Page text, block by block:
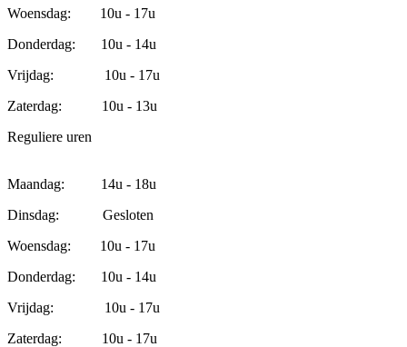
Woensdag: 10u - 17u
Donderdag: 10u - 14u
Vrijdag: 10u - 17u
Zaterdag: 10u - 13u
Reguliere uren
Maandag: 14u - 18u
Dinsdag: Gesloten
Woensdag: 10u - 17u
Donderdag: 10u - 14u
Vrijdag: 10u - 17u
Zaterdag: 10u - 17u